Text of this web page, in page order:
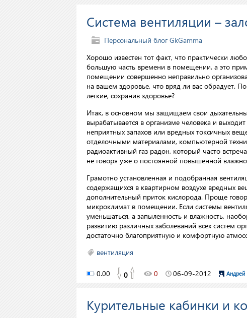
Система вентиляции –
Персональный блог GkGamma
Хорошо известен тот факт, что практически
большую часть времени в помещении, а это
помещении совершенно неправильно
на вашем здоровье, что вряд ли вас обрадует.
легкие, сохранив здоровье?
Итак, в основном мы защищаем свои
вырабатывается в организме человека и
неприятных запахов или вредных токсичных
отделочными материалами, компьютерной
радиоактивный газ радон, который часто
не говоря уже о постоянной повышенной
Грамотно установленная и подобранная
содержащихся в квартирном воздухе вредных
дополнительный приток кислорода. Проще
микроклимат в помещении. Если системы
уменьшаться, а запыленность и влажность,
развитию различных заболеваний всех систем
достаточно благоприятную и комфортную
вентиляция
0.00 0 0 06-09-2012 Андрей
Курительные кабинки и